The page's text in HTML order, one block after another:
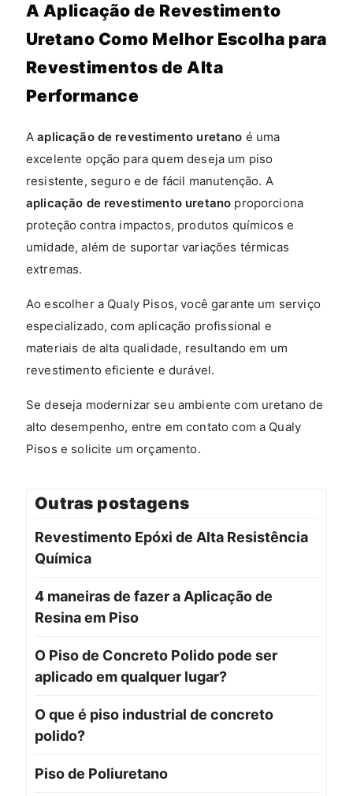
A Aplicação de Revestimento
Uretano Como Melhor Escolha para
Revestimentos de Alta
Performance
Aaplicação de revestimento uretano é uma
excelente opção para quem deseja um piso
resistente, seguro e de fácil manutenção. A
aplicação de revestimento uretano proporciona
proteção contra impactos, produtos químicos e
umidade, além de suportar variações térmicas
extremas.
Ao escolher a Qualy Pisos, você garante um serviço
especializado, com aplicação profissional e
materiais de alta qualidade, resultando em um
revestimento eficiente e durável.
Se deseja modernizar seu ambiente com uretano de
alto desempenho, entre em contato com a Qualy
Pisos e solicite um orçamento.
Outras postagens
Revestimento Epóxi de Alta Resistência
Química
4 maneiras de fazer a Aplicação de
Resina em Piso
O Piso de Concreto Polido pode ser
aplicado em qualquer lugar?
O que é piso industrial de concreto
polido?
Piso de Poliuretano